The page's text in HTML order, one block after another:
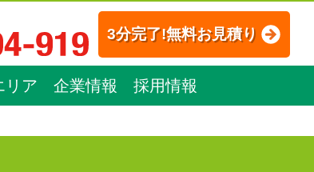
3分完了!無料お見積り
リア 企業情報 採用情報